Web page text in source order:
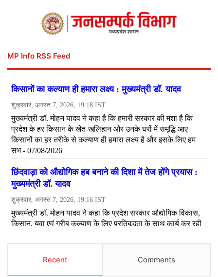
MP Info RSS Feed
Recent Comments